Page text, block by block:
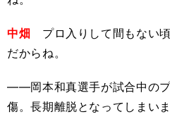
中畑 プロ入りして間もない
だからね。
――岡本和真選手が試合中の
傷。長期離脱となってしまいま